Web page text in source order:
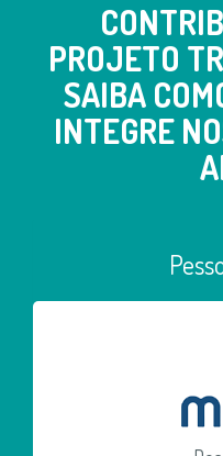
PROJETO
SAIBA
INTEGRE